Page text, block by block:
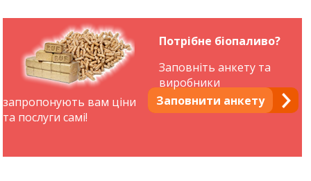
Потрібне біопаливо?
Заповнити анкету
Заповніть анкету та
виробники
запропонують вам ціни
та послуги самі!